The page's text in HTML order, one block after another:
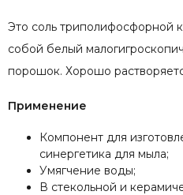
Это соль триполифосфорной
собой белый
порошок. Хорошо
Применение
Компонент для
синергетика для мыла;
Умягчение воды;
В стекольной и